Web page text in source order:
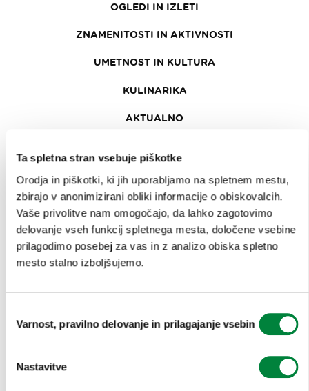
Ta spletna stran vsebuje piškotke
Orodja in piškotki, ki jih uporabljamo na spletnem mestu,
zbirajo v anonimizirani obliki informacije o obiskovalcih.
Vaše privolitve nam omogočajo, da lahko zagotovimo
delovanje vseh funkcij spletnega mesta, določene vsebine
prilagodimo posebej za vas in z analizo obiska spletno
mesto stalno izboljšujemo.
soglasja
Varnost, pravilno delovanje in prilagajanje vsebin
Nastavitve
OGLEDI IN IZLETI
ZNAMENITOSTI IN AKTIVNOSTI
UMETNOST IN KULTURA
KULINARIKA
AKTUALNO
KONGRESNI URAD LJUBLJANA
ZAKAJ LJUBLJANA
KOLEDAR KONGRESOV